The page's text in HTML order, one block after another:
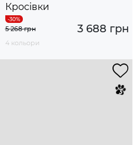
Кросівки
3 688 грн
5 268 грн
4 кольори